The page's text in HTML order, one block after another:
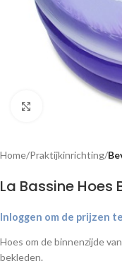
Klik om te
Home Praktijkinrichting
La Bassine Hoes
Inloggen om de prijzen
Hoes om de binnenzijde
bekleden.